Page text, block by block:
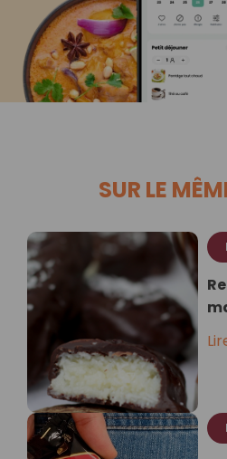
SUR LE